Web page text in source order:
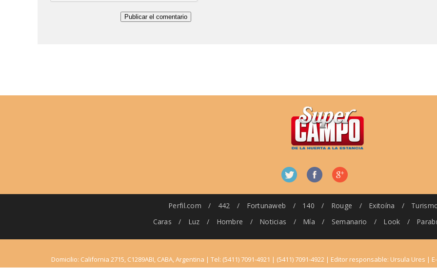
Perfil.com / 442 / Fortunaweb / 140 / Rouge / Exitoína /
Caras
/ Luz / Hombre / Noticias / Mía / Semanario / Look /
Domicilio: California 2715, C1289ABI, CABA, Argentina | Tel: (5411) 7091-4921 | (5411) 7091-4922 | Editor responsable: Ursula Ures |